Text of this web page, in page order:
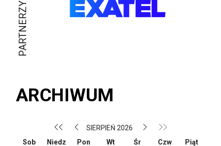
PARTNERZY
ARCHIWUM
SIERPIEŃ 2026
Sob
Niedz Pon Wt Śr Czw Piąt